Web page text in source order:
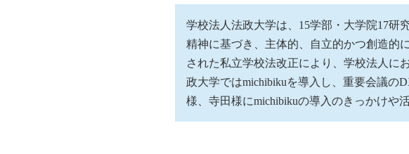
学校法人法政大学は、15学部・大学院17研
精神に基づき、主体的、自立的かつ創造的
された私立学校法改正により、学校法人に
政大学ではmichibikuを導入し、重要会議の
様、寺田様にmichibikuの導入のきっかけや